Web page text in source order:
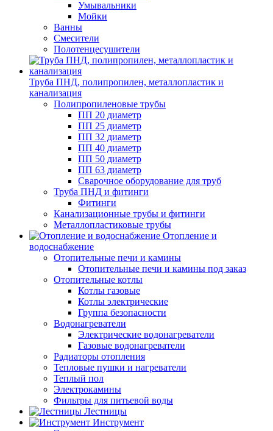
Умывальники
Мойки
Ванны
Смесители
Полотенцесушители
Труба ПНД, полипропилен, металлопластик и
канализация
Полипропиленовые трубы
ПП 20 диаметр
ПП 25 диаметр
ПП 32 диаметр
ПП 40 диаметр
ПП 50 диаметр
ПП 63 диаметр
Сварочное оборудование для труб
Труба ПНД и фитинги
Фитинги
Канализационные трубы и фитинги
Металлопластиковые трубы
Отопление и
водоснабжение
Отопительные печи и камины
Отопительные печи и камины под заказ
Отопительные котлы
Котлы газовые
Котлы электрические
Группа безопасности
Водонагреватели
Электрические водонагреватели
Газовые водонагреватели
Радиаторы отопления
Тепловые пушки и нагреватели
Теплый пол
Электрокамины
Фильтры для питьевой воды
Лестницы
Инструмент